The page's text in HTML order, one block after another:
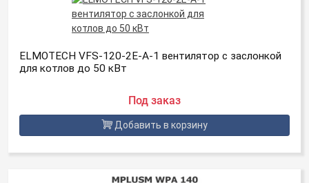
ELMOTECH VFS-120-2E-A-1 вентилятор с заслонкой
для котлов до 50 кВт
Под заказ
Добавить в корзину